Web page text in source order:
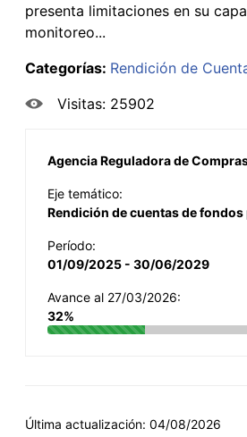
presenta limitaciones en su
monitoreo...
Categorías: Rendición de
Visitas: 25902
Agencia Reguladora de
Eje temático:
Rendición de cuentas de
Período:
01/09/2025 - 30/06/2029
Avance al 27/03/2026:
32%
Última actualización: 04/08/2026